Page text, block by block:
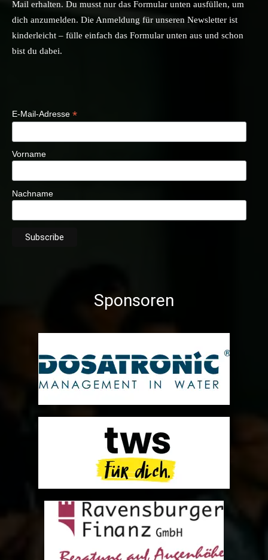
Mail erhalten. Du musst nur das Formular unten ausfüllen, um
dich anzumelden. Die Anmeldung für unseren Newsletter ist
kinderleicht – fülle einfach das Formular unten aus und schon
bist du dabei.
E-Mail-Adresse *
Vorname
Nachname
Sponsoren